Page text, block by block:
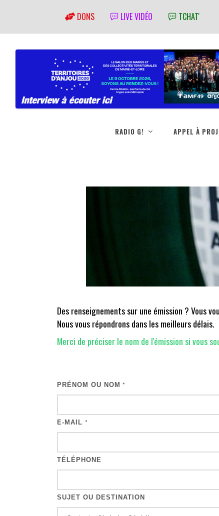
DONS LIVE VIDÉO TCHAT'
RADIO G! APPEL À
Des renseignements sur une émission ? Vous
Nous vous répondrons dans les meilleurs délais.
Merci de préciser le nom de l'émission si vous
PRÉNOM OU NOM *
E-MAIL *
TÉLÉPHONE
SUJET OU DESTINATION